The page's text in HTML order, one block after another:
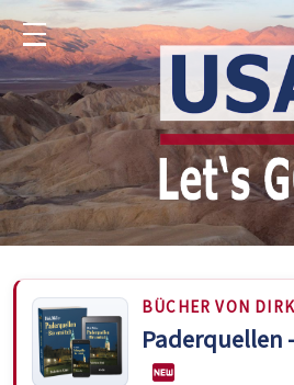
Menu
BÜCHER VON
Paderquellen